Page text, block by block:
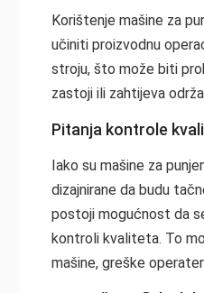
Korištenje mašine za
učiniti proizvodnu
stroju, što može biti
zastoji ili zahtijeva
Pitanja kontrole
Iako su mašine za
dizajnirane da budu
postoji mogućnost da
kontroli kvaliteta. To
mašine, greške